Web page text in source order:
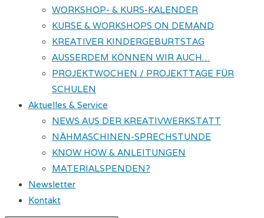
WORKSHOP- & KURS-KALENDER
KURSE & WORKSHOPS ON DEMAND
KREATIVER KINDERGEBURTSTAG
AUSSERDEM KÖNNEN WIR AUCH…
PROJEKTWOCHEN / PROJEKTTAGE FÜR
SCHULEN
Aktuelles & Service
NEWS AUS DER KREATIVWERKSTATT
NÄHMASCHINEN-SPRECHSTUNDE
KNOW HOW & ANLEITUNGEN
MATERIALSPENDEN?
Newsletter
Kontakt